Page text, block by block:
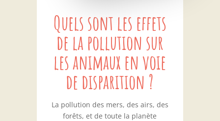
Quels sont les effets
de la pollution sur
les animaux en voie
de disparition ?
La pollution des mers, des airs, des
forêts, et de toute la planète